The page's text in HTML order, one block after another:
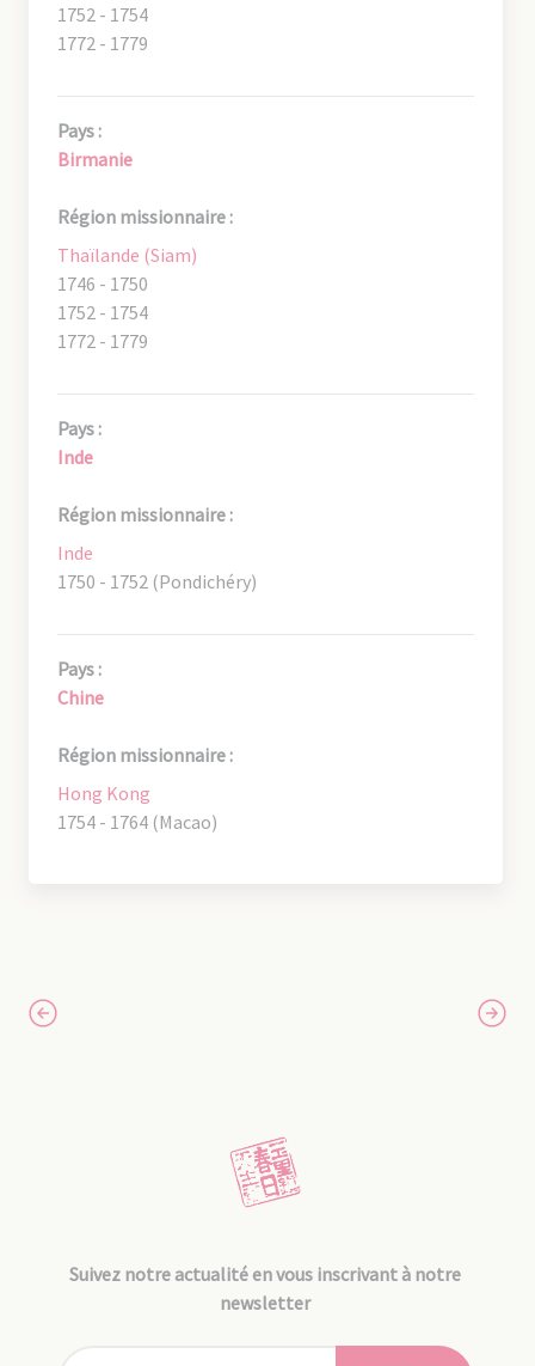
1752 - 1754
1772 - 1779
Pays :
Birmanie
Région missionnaire :
Thaïlande (Siam)
1746 - 1750
1752 - 1754
1772 - 1779
Pays :
Inde
Région missionnaire :
Inde
1750 - 1752 (Pondichéry)
Pays :
Chine
Région missionnaire :
Hong Kong
1754 - 1764 (Macao)
Suivez notre actualité en vous inscrivant à notre
newsletter